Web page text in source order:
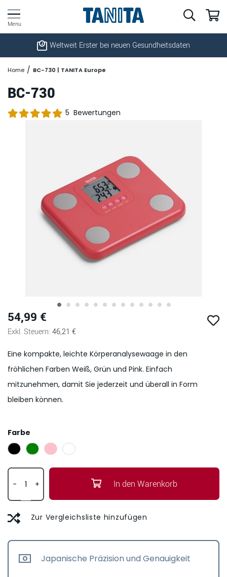
Weltweit Erster bei neuen Gesundheitsdaten
Home BC-730 | TANITA Europe
BC-730
Bewertung: 5 Bewertungen
Zum
Anfang
der
springen
54,99 €
46,21 €
Farbe
- + In den Warenkorb
Zur Vergleichsliste hinzufügen
Japanische Präzision und Genauigkeit
Eine kompakte, leichte Körperanalysewaage in den
fröhlichen Farben Weiß, Grün und Pink. Einfach
mitzunehmen, damit Sie jederzeit und überall in Form
bleiben können.